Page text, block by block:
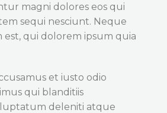
magni dolores eos qui
sequi nesciunt. Neque
est, qui dolorem ipsum quia
et iusto odio
qui blanditiis
deleniti atque